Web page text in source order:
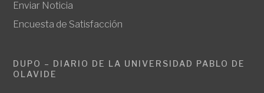
Enviar Noticia
Encuesta de Satisfacción
DUPO – DIARIO DE LA UNIVERSIDAD PABLO DE
OLAVIDE